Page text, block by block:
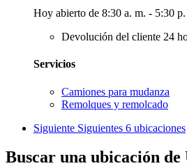
Hoy abierto de 8:30 a. m. - 5:30
Devolución del cliente 24
Servicios
Camiones para mudanza
Remolques y remolcado
Siguiente Siguientes 6 ubicaciones
Buscar una ubicación